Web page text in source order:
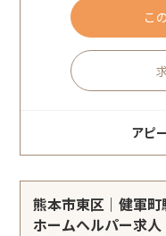
こ
アピ
熊本市東区｜健軍
ホームヘルパー求人